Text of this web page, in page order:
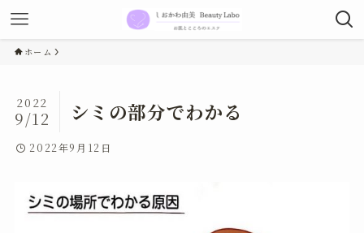
ホーム
シミの部分でわかる
2022
9/12
2022年9月12日